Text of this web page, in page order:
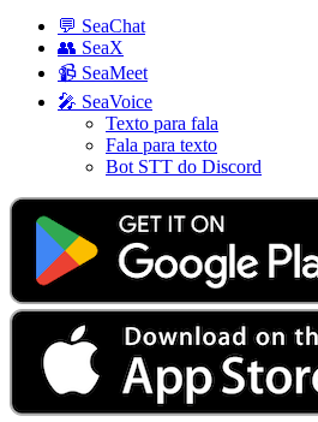
💬 SeaChat
👥 SeaX
📹 SeaMeet
🎤 SeaVoice
Texto para fala
Fala para texto
Bot STT do Discord